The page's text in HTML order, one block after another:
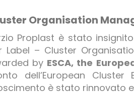
Organisation
Proplast è stato
Label – Cluster
by ESCA, the
dell’European Cluster
è stato rinnovato